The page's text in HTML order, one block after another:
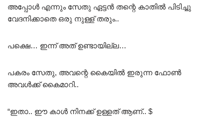
അപ്പോൾ എന്നും സേതു ഏട്ടൻ തന്റെ കാതിൽ പിടിച്ചു
വേദനിക്കാതെ ഒരു നുള്ള് തരും..
പക്ഷെ… ഇന്ന് അത് ഉണ്ടായില്ല…
പകരം സേതു, അവന്റെ കൈയിൽ ഇരുന്ന ഫോൺ
അവൾക്ക് കൈമാറി..
“ഇതാ.. ഈ കാൾ നിനക്ക് ഉള്ളത് ആണ്.. $